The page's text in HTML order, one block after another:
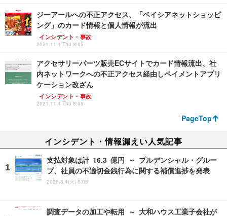
ジーアールへの不正アクセス、「ベイシアネットショッピ
ング」のカード情報と個人情報が流出
インシデント・事故
2021.11.4 Thu 8:05
アクセサリーパーツ販売ECサイトでカード情報流出、社
内ネットワークへの不正アクセス経由しペイメントアプリ
ケーション改ざん
インシデント・事故
2021.11.4 Thu 8:05
PageTop
インシデント・情報漏えい人気記事
支払対象は計 16.3 億円 ～ プルデンシャル・グルー
プ、社員の不適切金銭行為に関する補償進捗を発表
2026.8.4(火) 8:05
調査データの加工や転用 ～ 大和ハウス工業子会社が